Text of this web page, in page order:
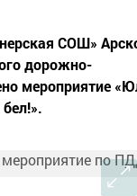
СОШ»
дорожно-
мероприятие